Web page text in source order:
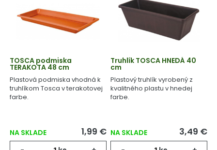
TOSCA podmiska
TERAKOTA 48 cm
Plastová podmiska vhodná k
truhlíkom Tosca v terakotovej
farbe.
NA SKLADE 1,99 €
Truhlík TOSCA HNEDÁ 40
cm
Plastový truhlík vyrobený z
kvalitného plastu v hnedej
farbe.
NA SKLADE 3,49 €